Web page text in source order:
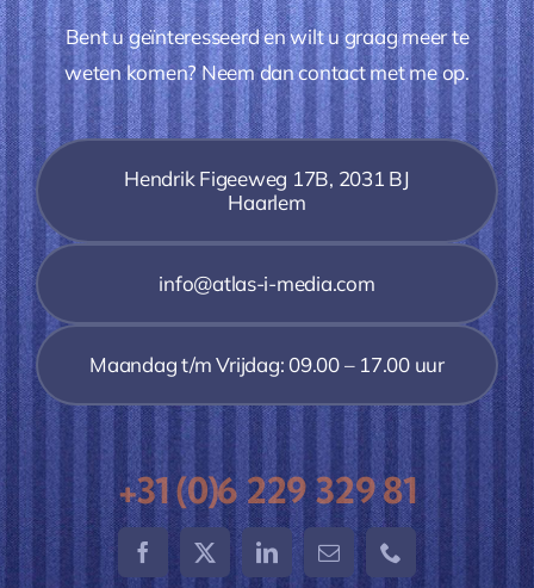
Bent u geïnteresseerd en wilt u graag meer te
weten komen? Neem dan contact met me op.
Hendrik Figeeweg 17B, 2031 BJ
Haarlem
info@atlas-i-media.com
Maandag t/m Vrijdag: 09.00 – 17.00 uur
+31 (0)6 229 329 81